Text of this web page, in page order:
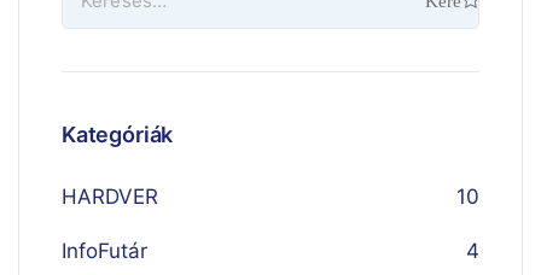
Kategóriák
HARDVER 10
InfoFutár 4